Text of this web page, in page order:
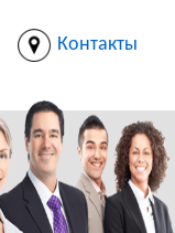
Контакты